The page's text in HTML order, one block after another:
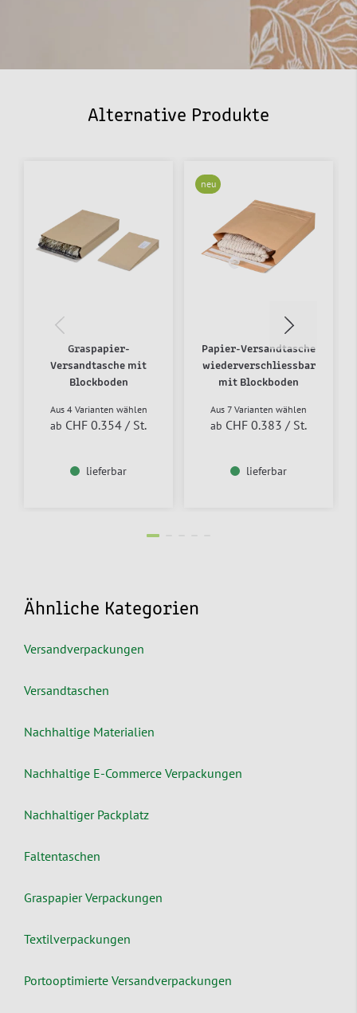
Alternative Produkte
Graspapier-
Versandtasche mit
Blockboden
Aus 4 Varianten wählen
ab CHF 0.354 / St.
lieferbar
neu
Papier-Versandtasche
wiederverschliessbar
mit Blockboden
Aus 7 Varianten wählen
ab CHF 0.383 / St.
lieferbar
Ähnliche Kategorien
Versandverpackungen
Versandtaschen
Nachhaltige Materialien
Nachhaltige E-Commerce Verpackungen
Nachhaltiger Packplatz
Faltentaschen
Graspapier Verpackungen
Textilverpackungen
Portooptimierte Versandverpackungen